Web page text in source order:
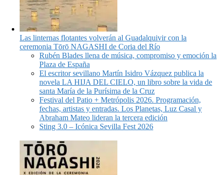
Las linternas flotantes volverán al Guadalquivir con la
ceremonia Tōrō NAGASHI de Coria del Río
Rubén Blades llena de música, compromiso y emoción la
Plaza de España
El escritor sevillano Martín Isidro Vázquez publica la
novela LA HIJA DEL CIELO, un libro sobre la vida de
santa María de la Purísima de la Cruz
Festival del Patio + Metrópolis 2026. Programación,
fechas, artistas y entradas. Los Planetas, Luz Casal y
Abraham Mateo lideran la tercera edición
Sting 3.0 – Icónica Sevilla Fest 2026